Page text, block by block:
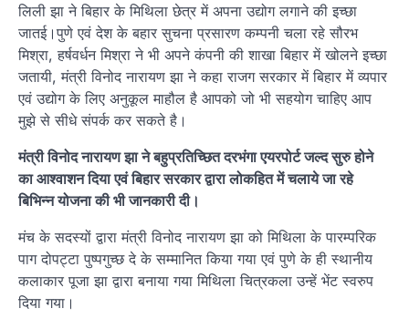
लिली झा ने बिहार के मिथिला छेत्र में अपना उद्योग लगाने की इच्छा
जातई।पुणे एवं देश के बहार सुचना प्रसारण कम्पनी चला रहे सौरभ
मिश्रा, हर्षवर्धन मिश्रा ने भी अपने कंपनी की शाखा बिहार में खोलने इच्छा
जतायी, मंत्री विनोद नारायण झा ने कहा राजग सरकार में बिहार में व्यपार
एवं उद्योग के लिए अनुकूल माहौल है आपको जो भी सहयोग चाहिए आप
मुझे से सीधे संपर्क कर सकते है।
मंत्री विनोद नारायण झा ने बहुप्रतिच्छित दरभंगा एयरपोर्ट जल्द सुरु होने
का आश्वाशन दिया एवं बिहार सरकार द्वारा लोकहित में चलाये जा रहे
बिभिन्न योजना की भी जानकारी दी।
मंच के सदस्यों द्वारा मंत्री विनोद नारायण झा को मिथिला के पारम्परिक
पाग दोपट्टा पुष्पगुच्छ दे के सम्मानित किया गया एवं पुणे के ही स्थानीय
कलाकार पूजा झा द्वारा बनाया गया मिथिला चित्रकला उन्हें भेंट स्वरुप
दिया गया।